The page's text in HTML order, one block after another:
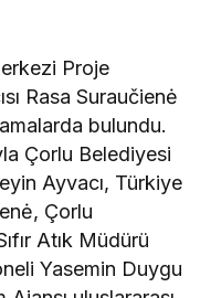
Proje
Rasa Suraučienė
bulundu.
Çorlu Belediyesi
Ayvacı, Türkiye
Çorlu
Atık Müdürü
Yasemin Duygu